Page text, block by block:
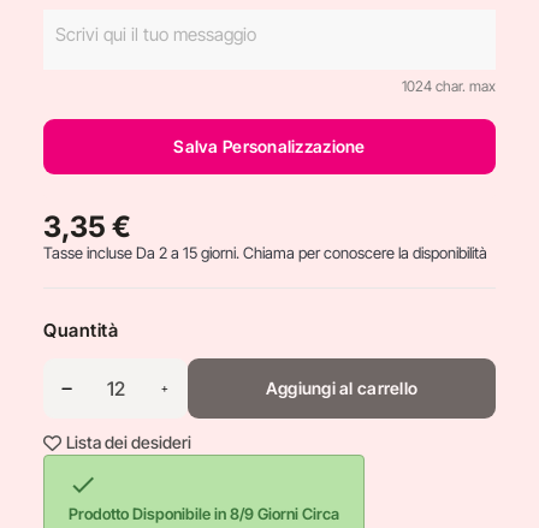
1024 char. max
Salva Personalizzazione
3,35 €
Tasse incluseDa 2 a 15 giorni. Chiama per conoscere la disponibilità
Quantità
Aggiungi al carrello
Lista dei desideri

Prodotto Disponibile in 8/9 Giorni Circa